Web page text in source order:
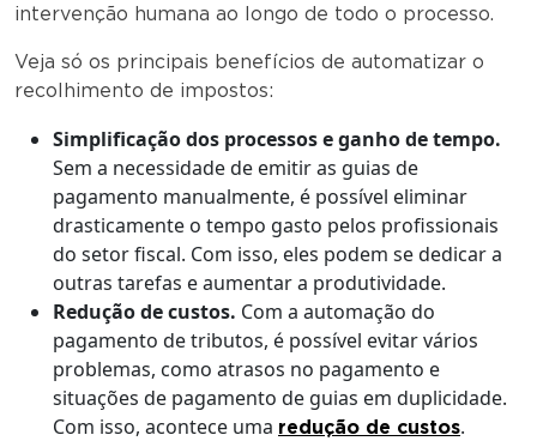
intervenção humana ao longo de todo o processo.
Veja só os principais benefícios de automatizar o
recolhimento de impostos:
Simplificação dos processos e ganho de tempo.
Sem a necessidade de emitir as guias de
pagamento manualmente, é possível eliminar
drasticamente o tempo gasto pelos profissionais
do setor fiscal. Com isso, eles podem se dedicar a
outras tarefas e aumentar a produtividade.
Redução de custos. Com a automação do
pagamento de tributos, é possível evitar vários
problemas, como atrasos no pagamento e
situações de pagamento de guias em duplicidade.
Com isso, acontece uma redução de custos.